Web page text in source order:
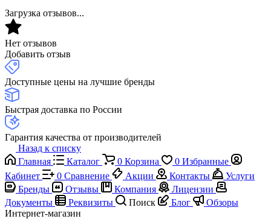
Загрузка отзывов...
Нет отзывов
Добавить отзыв
Доступные цены на лучшие бренды
Быстрая доставка по России
Гарантия качества от производителей
Назад к списку
Главная
Каталог 0 Корзина 0 Избранные
Кабинет
0 Сравнение Акции Контакты
Услуги
Бренды
Отзывы Компания
Лицензии
Документы
Реквизиты Поиск Блог
Обзоры
Интернет-магазин